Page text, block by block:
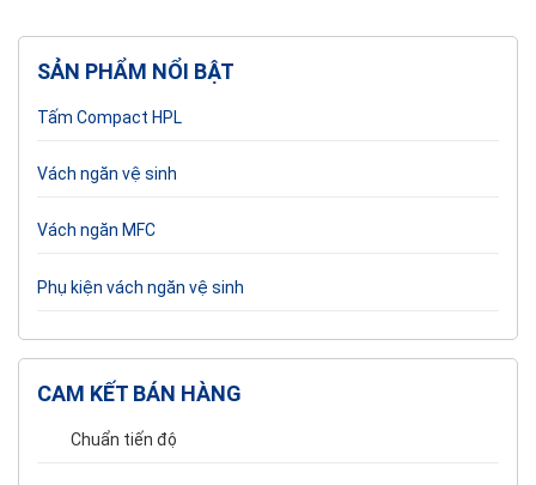
SẢN PHẨM NỔI BẬT
Tấm Compact HPL
Vách ngăn vệ sinh
Vách ngăn MFC
Phụ kiện vách ngăn vệ sinh
CAM KẾT BÁN HÀNG
Chuẩn tiến độ